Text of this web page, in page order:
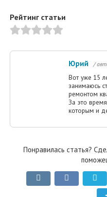
Рейтинг статьи
Юрий /
Вот уже 15
занимаюсь
ремонтом
За это
которым и
Понравилась статья?